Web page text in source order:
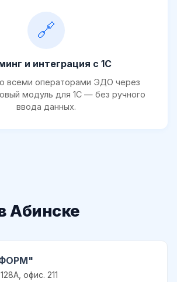
🔗
и интеграция с 1С
всеми операторами ЭДО через
модуль для 1С — без ручного
ввода данных.
Абинске
офис. 211